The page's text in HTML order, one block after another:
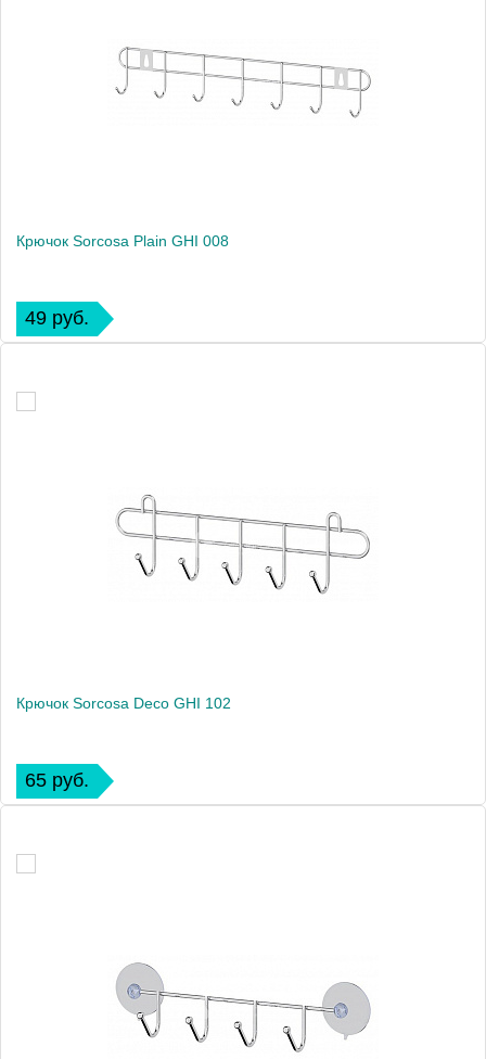
Крючок Sorcosa Plain GHI 008
49 руб.
Крючок Sorcosa Deco GHI 102
65 руб.